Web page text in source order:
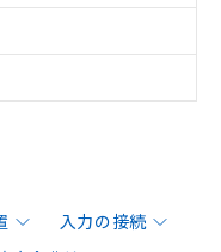
入力の接続